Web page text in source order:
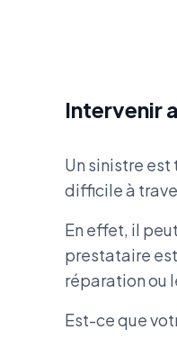
Intervenir
Un sinistre
difficile à
En effet, il
prestataire
réparation ou
Est-ce que